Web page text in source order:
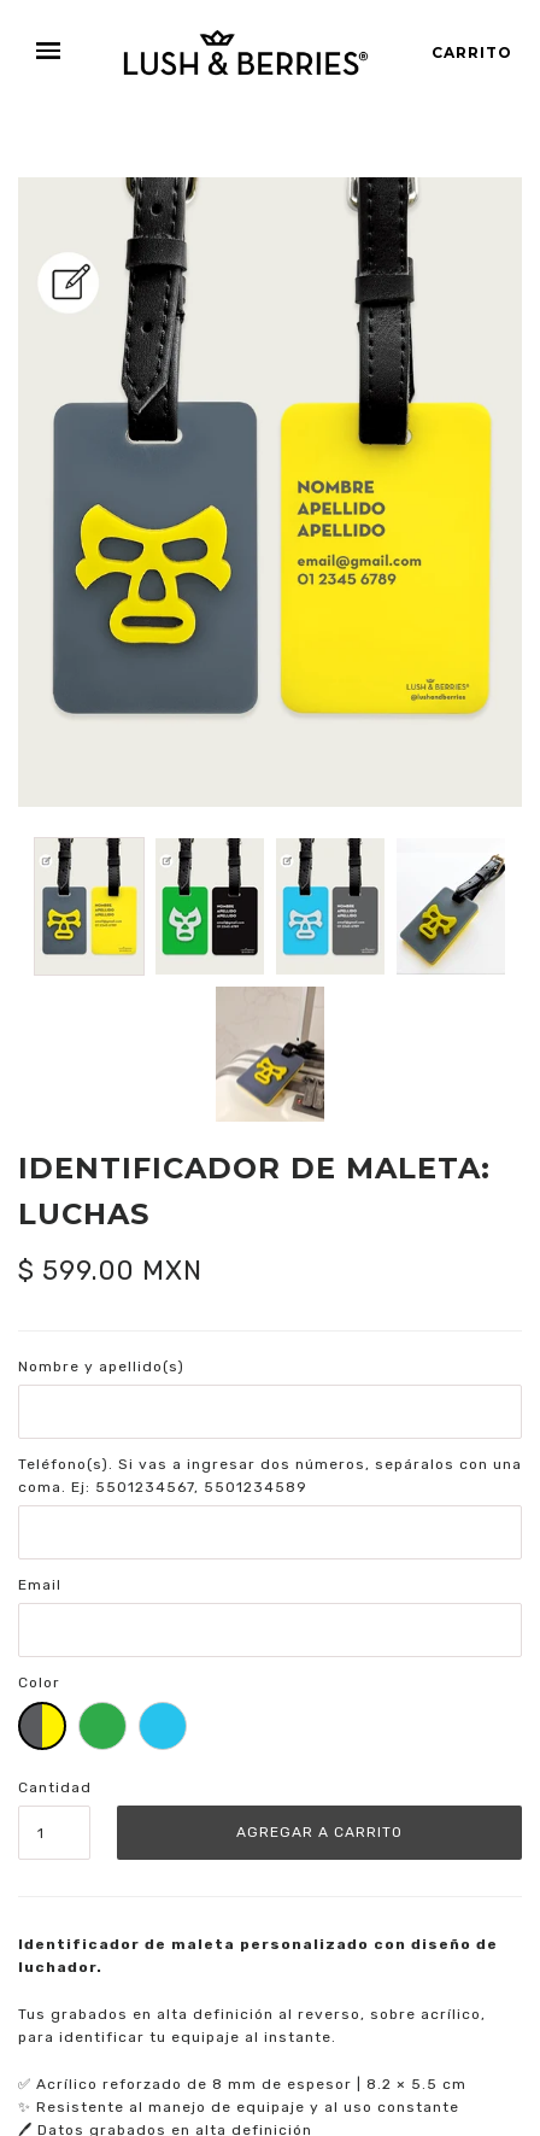
CARRITO
IDENTIFICADOR DE MALETA:
LUCHAS
$ 599.00 MXN
Nombre y apellido(s)
Teléfono(s). Si vas a ingresar dos números, sepáralos con una
coma. Ej: 5501234567, 5501234589
Email
Color
Cantidad
Identificador de maleta personalizado con diseño de
luchador.
Tus grabados en alta definición al reverso, sobre acrílico,
para identificar tu equipaje al instante.
✅ Acrílico reforzado de 8 mm de espesor | 8.2 × 5.5 cm
✨ Resistente al manejo de equipaje y al uso constante
🖊️ Datos grabados en alta definición